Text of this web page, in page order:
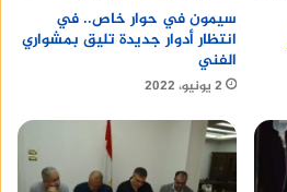
سيمون في حوار خاص.. في
انتظار أدوار جديدة تليق بمشواري
الفني
2 يونيو، 2022